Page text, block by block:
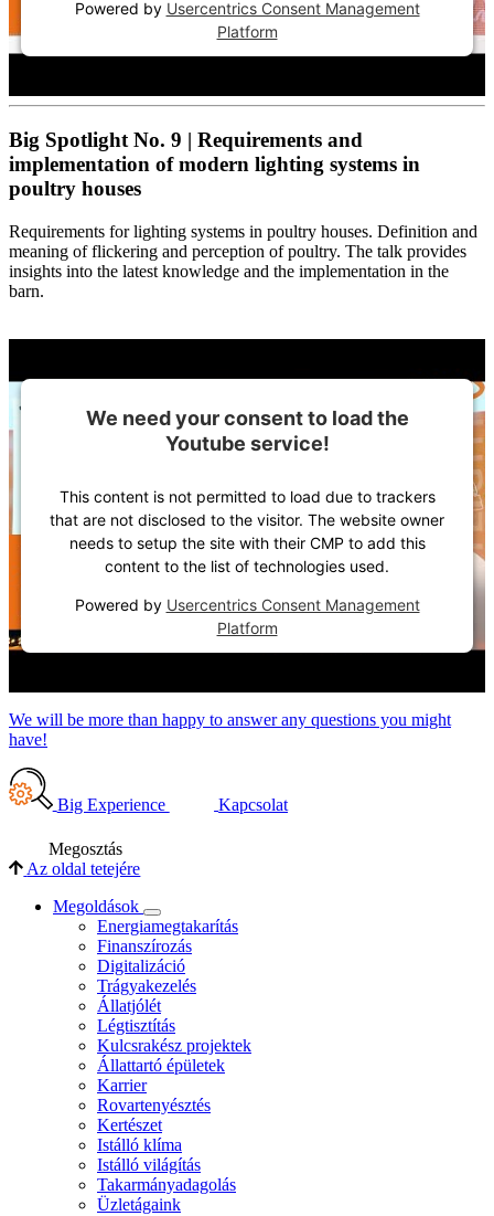
Powered by Usercentrics Consent Management
Platform
Big Spotlight No. 9 | Requirements and
implementation of modern lighting systems in
poultry houses
Requirements for lighting systems in poultry houses. Definition and
meaning of flickering and perception of poultry. The talk provides
insights into the latest knowledge and the implementation in the
barn.
We need your consent to load the
Youtube service!
This content is not permitted to load due to trackers
that are not disclosed to the visitor. The website owner
needs to setup the site with their CMP to add this
content to the list of technologies used.
Powered by Usercentrics Consent Management
Platform
We will be more than happy to answer any questions you might
have!
Big Experience Kapcsolat
Megosztás
Az oldal tetejére
Megoldások
Energiamegtakarítás
Finanszírozás
Digitalizáció
Trágyakezelés
Állatjólét
Légtisztítás
Kulcsrakész projektek
Állattartó épületek
Karrier
Rovartenyésztés
Kertészet
Istálló klíma
Istálló világítás
Takarmányadagolás
Üzletágaink